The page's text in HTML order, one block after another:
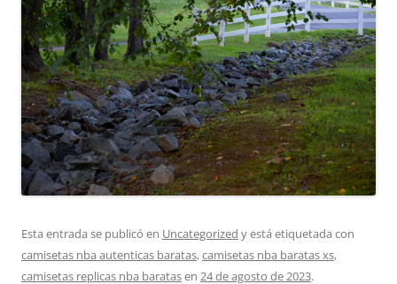
Esta entrada se publicó en Uncategorized y está etiquetada con
camisetas nba autenticas baratas,camisetas nba baratas xs,
camisetas replicas nba baratasen 24 de agosto de 2023.